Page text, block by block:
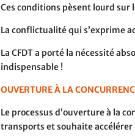
Ces conditions pèsent lourd sur
La conflictualité qui s’exprime
La CFDT a porté la nécessité
indispensable !
OUVERTURE À LA
Le processus d’ouverture à la
transports et souhaite accélérer